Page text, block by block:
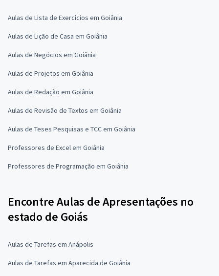
Aulas de Lista de Exercícios em Goiânia
Aulas de Lição de Casa em Goiânia
Aulas de Negócios em Goiânia
Aulas de Projetos em Goiânia
Aulas de Redação em Goiânia
Aulas de Revisão de Textos em Goiânia
Aulas de Teses Pesquisas e TCC em Goiânia
Professores de Excel em Goiânia
Professores de Programação em Goiânia
Encontre Aulas de Apresentações no
estado de Goiás
Aulas de Tarefas em Anápolis
Aulas de Tarefas em Aparecida de Goiânia